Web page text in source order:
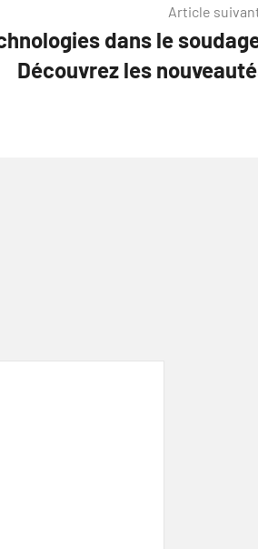
Article
dans le
Découvrez les